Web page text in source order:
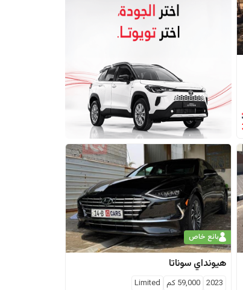
بائع خاص
هيونداي سوناتا
2023
59,000 كم Limited